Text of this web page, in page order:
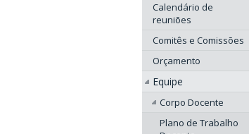
Calendário de
reuniões
Comitês e Comissões
Orçamento
Equipe
Corpo Docente
Plano de Trabalho